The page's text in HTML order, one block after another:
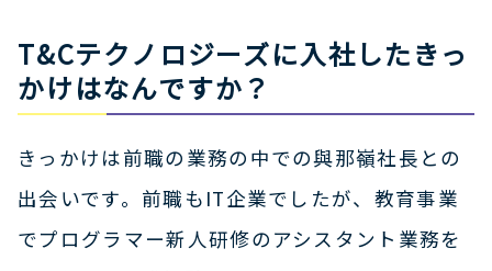
T&Cテクノロジーズに入社したきっ
かけはなんですか？
きっかけは前職の業務の中での與那嶺社長との
出会いです。前職もIT企業でしたが、教育事業
でプログラマー新人研修のアシスタント業務を